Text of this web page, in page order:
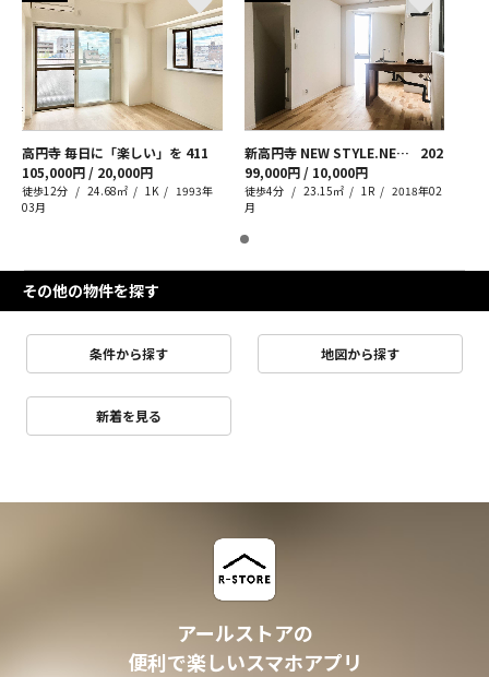
高円寺 毎日に「楽しい」を 411
105,000円 / 20,000円
徒歩12分 24.68㎡ 1K
1993年
03月
新高円寺 NEW STYLE.NEW LIFE.
202
99,000円 / 10,000円
徒歩4分 23.15㎡ 1R
2018年02
月
その他の物件を探す
条件から探す 地図から探す
新着を見る
アールストアの
便利で楽しいスマホアプリ